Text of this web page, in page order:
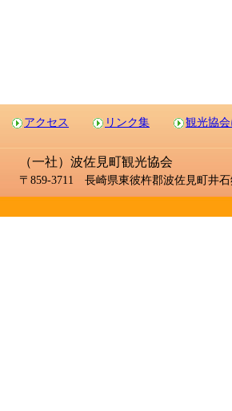
アクセス リンク集 観光協
（一社）波佐見町観光協会
〒859-3711 長崎県東彼杵郡波佐見町井